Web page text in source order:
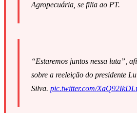
Agropecuária, se filia ao PT.
“Estaremos juntos nessa luta”,
sobre a reeleição do presidente
Silva. pic.twitter.com/